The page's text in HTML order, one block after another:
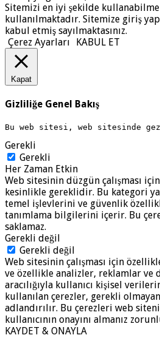
Sitemizi en iyi şekilde
kullanılmaktadır. Sitemize giriş
kabul etmiş sayılmaktasınız.
Çerez Ayarları
KABUL ET
Kapat
Gizliliğe Genel Bakış
Bu web sitesi, web sitesinde
Gerekli
Gerekli
Her Zaman Etkin
Web sitesinin düzgün çalışması
kesinlikle gereklidir. Bu kategori
temel işlevlerini ve güvenlik
tanımlama bilgilerini içerir. Bu
saklamaz.
Gerekli değil
Gerekli değil
Web sitesinin çalışması için
ve özellikle analizler, reklamlar ve
aracılığıyla kullanıcı kişisel
kullanılan çerezler, gerekli
adlandırılır. Bu çerezleri web
kullanıcının onayını almanız
KAYDET & ONAYLA